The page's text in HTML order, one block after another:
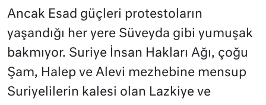
Ancak Esad güçleri protestoların
yaşandığı her yere Süveyda gibi yumuşak
bakmıyor. Suriye İnsan Hakları Ağı, çoğu
Şam, Halep ve Alevi mezhebine mensup
Suriyelilerin kalesi olan Lazkiye ve